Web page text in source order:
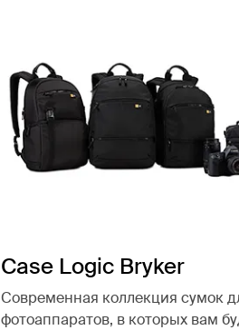
Case Logic Bryker
Современная коллекция сумок
фотоаппаратов, в которых вам